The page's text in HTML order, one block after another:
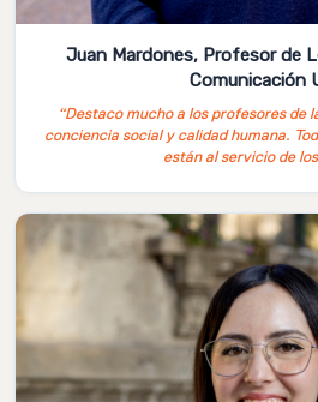
Juan Mardones, Profesor de
Comunicación
“Destaco mucho a los profesores de
conciencia social y calidad humana.
están al servicio de